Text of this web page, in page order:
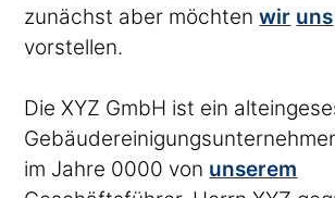
zunächst aber möchtenwir uns
vorstellen.
Die XYZ GmbH ist ein
im Jahre 0000 von unserem